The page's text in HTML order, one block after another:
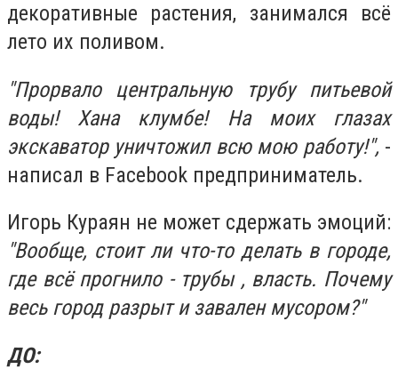
декоративные растения, занимался всё
лето их поливом.
"Прорвало центральную трубу питьевой
воды! Хана клумбе! На моих глазах
экскаватор уничтожил всю мою работу!", -
написал в Facebook предприниматель.
Игорь Кураян не может сдержать эмоций:
"Вообще, стоит ли что-то делать в городе,
где всё прогнило - трубы , власть. Почему
весь город разрыт и завален мусором?"
ДО: